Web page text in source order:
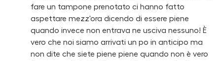
fare un tampone prenotato ci hanno fatto
aspettare mezz'ora dicendo di essere piene
quando invece non entrava ne usciva nessuno! È
vero che noi siamo arrivati un po in anticipo ma
non dite che siete piene piene quando non è vero